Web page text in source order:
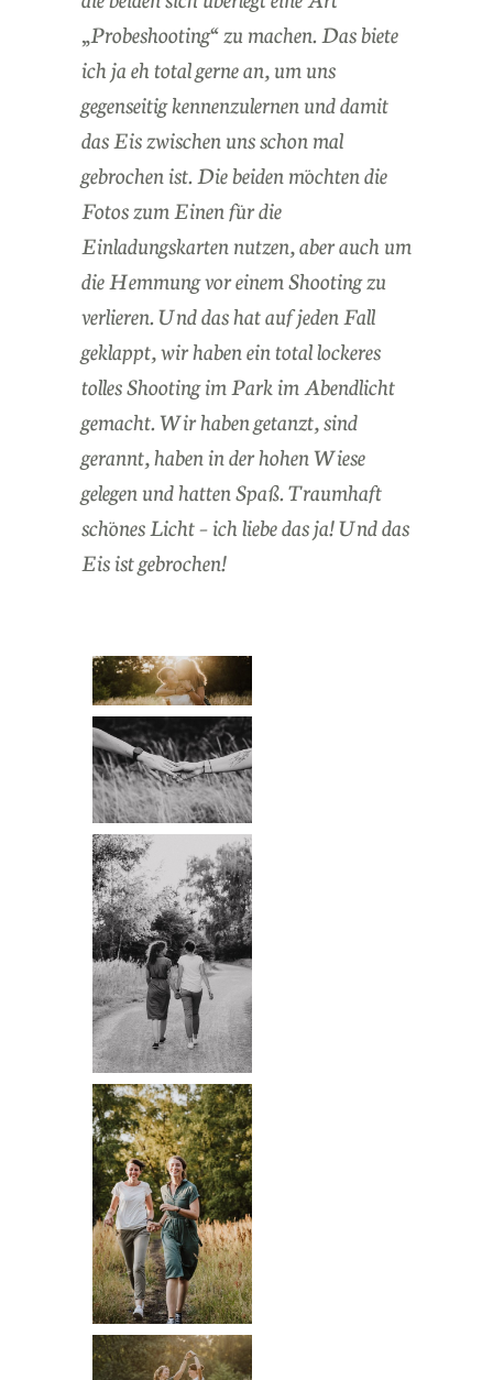
„Probeshooting“ zu machen. Das biete
ich ja eh total gerne an, um uns
gegenseitig kennenzulernen und damit
das Eis zwischen uns schon mal
gebrochen ist. Die beiden möchten die
Fotos zum Einen für die
Einladungskarten nutzen, aber auch um
die Hemmung vor einem Shooting zu
verlieren. Und das hat auf jeden Fall
geklappt, wir haben ein total lockeres
tolles Shooting im Park im Abendlicht
gemacht. Wir haben getanzt, sind
gerannt, haben in der hohen Wiese
gelegen und hatten Spaß. Traumhaft
schönes Licht – ich liebe das ja! Und das
Eis ist gebrochen!